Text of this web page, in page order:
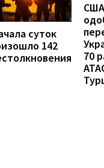
суток
142
США
70